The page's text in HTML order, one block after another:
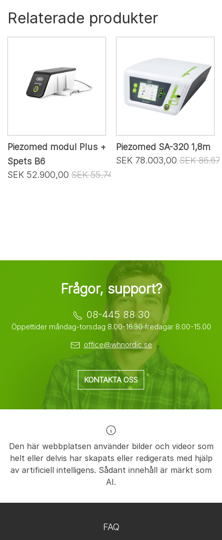
Relaterade produkter
Piezomed modul Plus +
Spets B6
SEK 52.900,00 SEK 55.740,00
Piezomed SA-320 1,8m
SEK 78.003,00 SEK
Frågor, support?
08-445 88 30
Öppettider måndag-torsdag 8.00-16.30 fredagar 8.00-15.00
office@whnordic.se
KONTAKTA OSS
Den här webbplatsen använder bilder och videor som
helt eller delvis har skapats eller redigerats med hjälp
av artificiell intelligens. Sådant innehåll är märkt som
AI.
FAQ